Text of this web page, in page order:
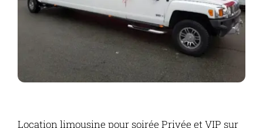
Location limousine pour soirée Privée et VIP sur